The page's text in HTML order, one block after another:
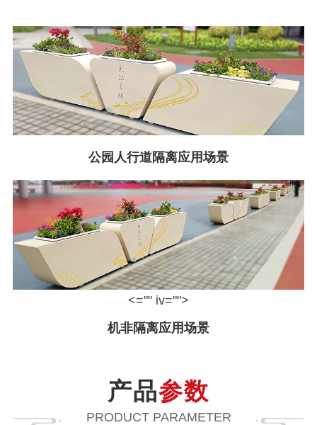
公园人行道隔离应用场景
<="" iv="">
机非隔离应用场景
产品参数
PRODUCT PARAMETER